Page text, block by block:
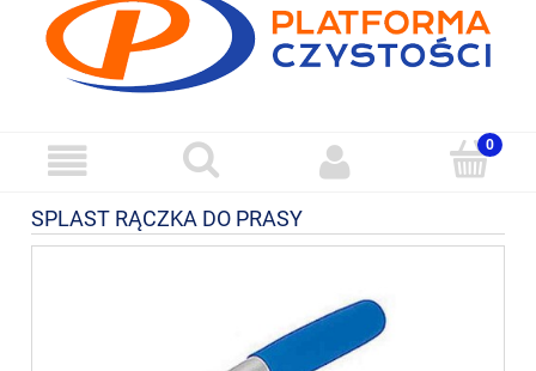
SPLAST RĄCZKA DO PRASY